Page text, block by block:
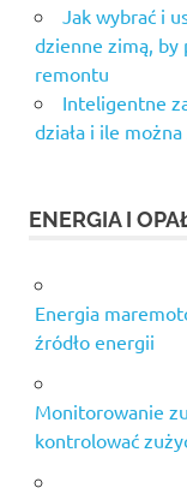
Jak wybrać i
dzienne zimą,
remontu
Inteligentne
działa i ile
ENERGIA I
Energia
źródło energii
Monitorowanie
kontrolować